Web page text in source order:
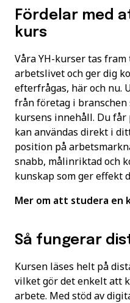
Fördelar med
kurs
Våra YH-kurser tas
arbetslivet och ger dig
efterfrågas, här och nu.
från företag i
kursens innehåll. Du
kan användas direkt i
position på
snabb, målinriktad och
kunskap som ger effekt
Mer om att studera en
Så fungerar
Kursen läses helt på
vilket gör det enkelt att
arbete. Med stöd av